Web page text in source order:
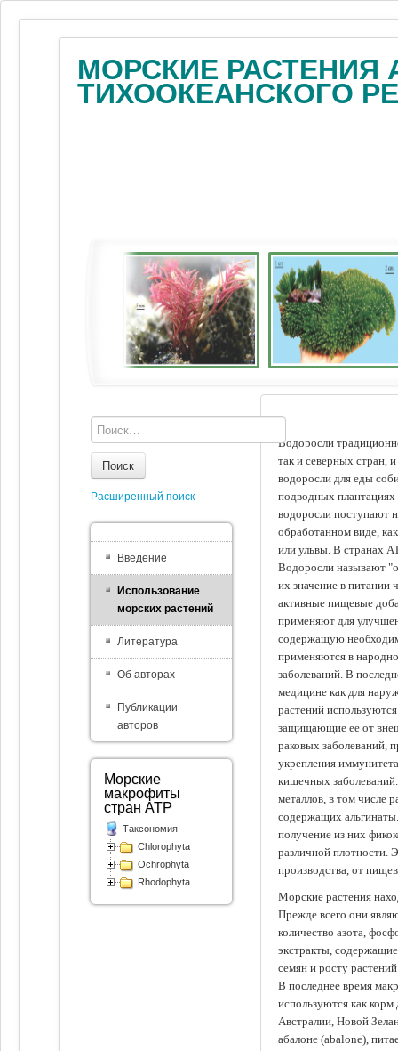
МОРСКИЕ РАСТЕНИЯ
ТИХООКЕАНСКОГО
Водоросли
так и северных стран,
водоросли для еды
подводных
водоросли поступают
обработанном виде,
или ульвы. В странах
Водоросли называют
их значение в питании
активные пищевые
применяют для
содержащую
применяются в
заболеваний. В
медицине как для
растений
защищающие ее от
раковых заболеваний,
укрепления
кишечных
металлов, в том числе
содержащих
получение из них
различной плотности.
производства, от
Морские растения
Прежде всего они
количество азота,
экстракты,
семян и росту
В последнее время
используются как
Австралии, Новой
абалоне (abalone),
Поиск
Расширенный поиск
Введение
Использование
морских растений
Литература
Об авторах
Публикации
авторов
Морские
макрофиты
стран АТР
Таксономия
Chlorophyta
Ochrophyta
Rhodophyta